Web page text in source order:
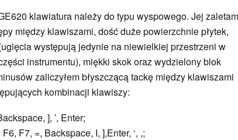
klawiatura należy do typu wyspowego. Jej
między klawiszami, dość duże powierzchnie płytek,
występują jedynie na niewielkiej przestrzeni w
instrumentu), miękki skok oraz wydzielony blok
zaliczyłem błyszczącą tackę między klawiszami
kombinacji klawiszy:
], ’, Enter;
F7, =, Backspace, I, ],Enter, ‘, ,;